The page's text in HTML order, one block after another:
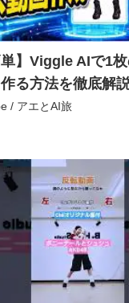
単】Viggle AIで1
る方法を徹底解
/ アエとAI旅